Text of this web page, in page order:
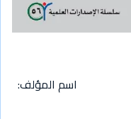
اسم المؤلف